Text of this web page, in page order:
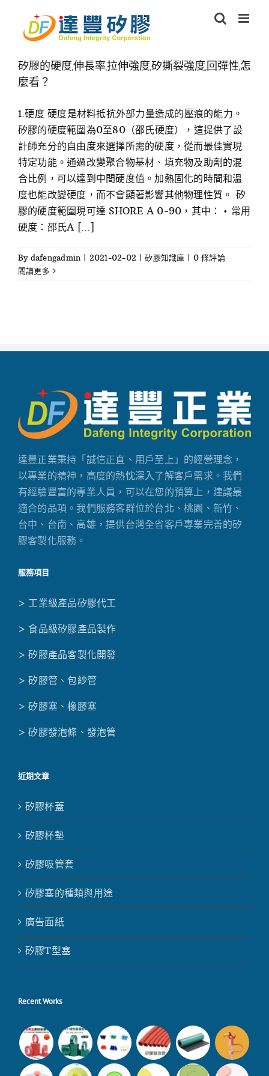
content
矽膠的硬度,伸長率,拉伸強度,矽撕裂強度,回彈性,怎
麼看？
1.硬度 硬度是材料抵抗外部力量造成的壓痕的能力。
矽膠的硬度範圍為0至80（邵氏硬度），這提供了設
計師充分的自由度來選擇所需的硬度，從而最佳實現
特定功能。通過改變聚合物基材、填充物及助劑的混
合比例，可以達到中間硬度值。加熱固化的時間和溫
度也能改變硬度，而不會顯著影響其他物理性質。 矽
膠的硬度範圍現可達 SHORE A 0-90，其中： • 常用
硬度：邵氏A [...]
By dafengadmin 2021-02-02 矽膠知識庫
0 條評論
閱讀更多
達豐正業秉持「誠信正直、用戶至上」的經營理念，
以專業的精神，高度的熱忱深入了解客戶需求。我們
有經驗豐富的專業人員，可以在您的預算上，建議最
適合的品項。我們服務客群位於台北、桃園、新竹、
台中、台南、高雄，提供台灣全省客戶專業完善的矽
膠客製化服務。
服務項目
> 工業級產品矽膠代工
> 食品級矽膠產品製作
> 矽膠產品客製化開發
> 矽膠管、包紗管
> 矽膠塞、橡膠塞
> 矽膠發泡條、發泡管
近期文章
矽膠杯蓋
矽膠杯墊
矽膠吸管套
矽膠塞的種類與用途
廣告面紙
矽膠T型塞
Recent Works